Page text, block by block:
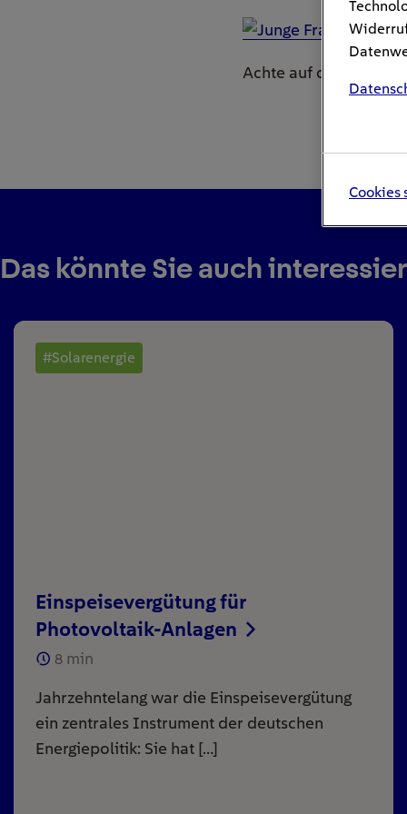
Achte auf die richtige
Das könnte Sie auch
#Solarenergie
Einspeisevergütung für
Photovoltaik-Anlagen
8 min
Jahrzehntelang war die Einspeisevergütung
ein zentrales Instrument der deutschen
Energiepolitik: Sie hat […]
Cookies